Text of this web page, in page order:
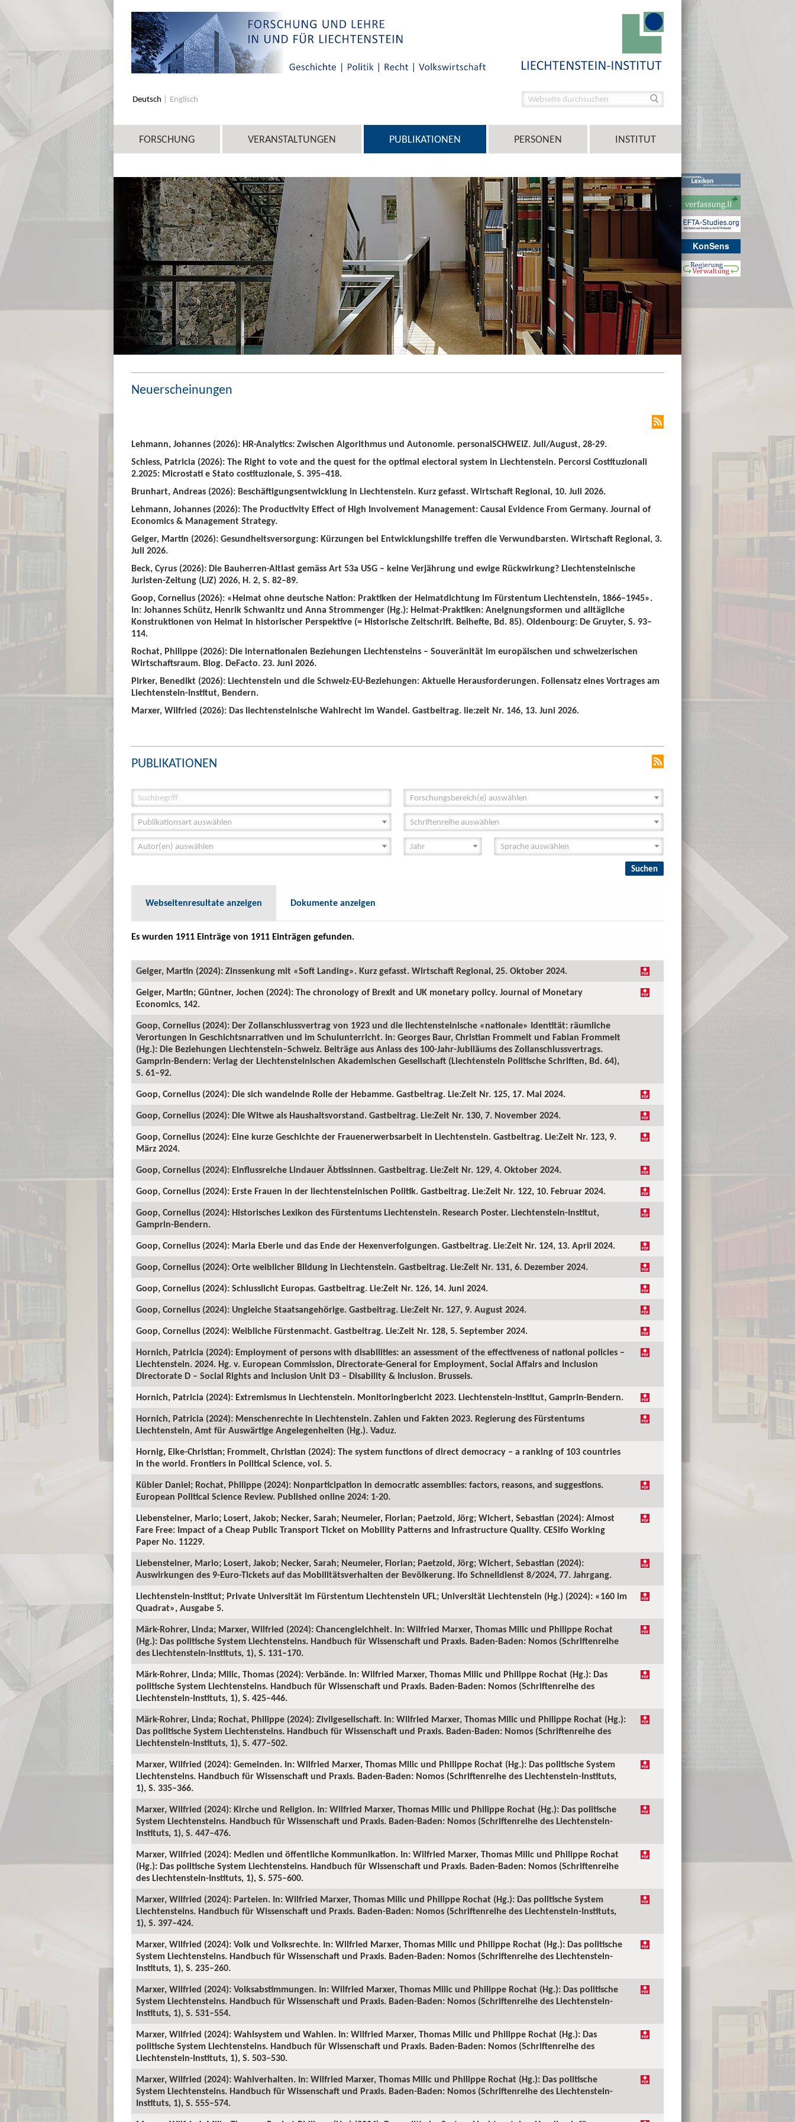
KonSens
Deutsch Englisch
FORSCHUNG VERANSTALTUNGEN PUBLIKATIONEN PERSONEN INSTITUT
Neuerscheinungen
Lehmann, Johannes (2026): HR-Analytics: Zwischen Algorithmus und Autonomie. personalSCHWEIZ. Juli/August, 28-29.
Schiess, Patricia (2026): The Right to vote and the quest for the optimal electoral system in Liechtenstein. Percorsi Costituzionali
2.2025: Microstati e Stato costituzionale, S. 395–418.
Brunhart, Andreas (2026): Beschäftigungsentwicklung in Liechtenstein. Kurz gefasst. Wirtschaft Regional, 10. Juli 2026.
Lehmann, Johannes (2026): The Productivity Effect of High Involvement Management: Causal Evidence From Germany. Journal of
Economics & Management Strategy.
Geiger, Martin (2026): Gesundheitsversorgung: Kürzungen bei Entwicklungshilfe treffen die Verwundbarsten. Wirtschaft Regional, 3.
Juli 2026.
Beck, Cyrus (2026): Die Bauherren-Altlast gemäss Art 53a USG – keine Verjährung und ewige Rückwirkung? Liechtensteinische
Juristen-Zeitung (LJZ) 2026, H. 2, S. 82–89.
Goop, Cornelius (2026): «Heimat ohne deutsche Nation: Praktiken der Heimatdichtung im Fürstentum Liechtenstein, 1866–1945».
In: Johannes Schütz, Henrik Schwanitz und Anna Strommenger (Hg.): Heimat-Praktiken: Aneignungsformen und alltägliche
Konstruktionen von Heimat in historischer Perspektive (= Historische Zeitschrift. Beihefte, Bd. 85). Oldenbourg: De Gruyter, S. 93–
114.
Rochat, Philippe (2026): Die internationalen Beziehungen Liechtensteins – Souveränität im europäischen und schweizerischen
Wirtschaftsraum. Blog. DeFacto. 23. Juni 2026.
Pirker, Benedikt (2026): Liechtenstein und die Schweiz-EU-Beziehungen: Aktuelle Herausforderungen. Foliensatz eines Vortrages am
Liechtenstein-Institut, Bendern.
Marxer, Wilfried (2026): Das liechtensteinische Wahlrecht im Wandel. Gastbeitrag. lie:zeit Nr. 146, 13. Juni 2026.
PUBLIKATIONEN
Forschungsbereich(e) auswählen
Publikationsart auswählen Schriftenreihe auswählen
Autor(en) auswählen
Webseitenresultate anzeigen Dokumente anzeigen
Es wurden 1911 Einträge von 1911 Einträgen gefunden.
Geiger, Martin (2024): Zinssenkung mit «Soft Landing». Kurz gefasst. Wirtschaft Regional, 25. Oktober 2024.
Geiger, Martin; Güntner, Jochen (2024): The chronology of Brexit and UK monetary policy. Journal of Monetary
Economics, 142.
Goop, Cornelius (2024): Der Zollanschlussvertrag von 1923 und die liechtensteinische «nationale» Identität: räumliche
Verortungen in Geschichtsnarrativen und im Schulunterricht. In: Georges Baur, Christian Frommelt und Fabian Frommelt
(Hg.): Die Beziehungen Liechtenstein–Schweiz. Beiträge aus Anlass des 100-Jahr-Jubiläums des Zollanschlussvertrags.
Gamprin-Bendern: Verlag der Liechtensteinischen Akademischen Gesellschaft (Liechtenstein Politische Schriften, Bd. 64),
S. 61–92.
Goop, Cornelius (2024): Die sich wandelnde Rolle der Hebamme. Gastbeitrag. Lie:Zeit Nr. 125, 17. Mai 2024.
Goop, Cornelius (2024): Die Witwe als Haushaltsvorstand. Gastbeitrag. Lie:Zeit Nr. 130, 7. November 2024.
Goop, Cornelius (2024): Eine kurze Geschichte der Frauenerwerbsarbeit in Liechtenstein. Gastbeitrag. Lie:Zeit Nr. 123, 9.
März 2024.
Goop, Cornelius (2024): Einflussreiche Lindauer Äbtissinnen. Gastbeitrag. Lie:Zeit Nr. 129, 4. Oktober 2024.
Goop, Cornelius (2024): Erste Frauen in der liechtensteinischen Politik. Gastbeitrag. Lie:Zeit Nr. 122, 10. Februar 2024.
Goop, Cornelius (2024): Historisches Lexikon des Fürstentums Liechtenstein. Research Poster. Liechtenstein-Institut,
Gamprin-Bendern.
Goop, Cornelius (2024): Maria Eberle und das Ende der Hexenverfolgungen. Gastbeitrag. Lie:Zeit Nr. 124, 13. April 2024.
Goop, Cornelius (2024): Orte weiblicher Bildung in Liechtenstein. Gastbeitrag. Lie:Zeit Nr. 131, 6. Dezember 2024.
Goop, Cornelius (2024): Schlusslicht Europas. Gastbeitrag. Lie:Zeit Nr. 126, 14. Juni 2024.
Goop, Cornelius (2024): Ungleiche Staatsangehörige. Gastbeitrag. Lie:Zeit Nr. 127, 9. August 2024.
Goop, Cornelius (2024): Weibliche Fürstenmacht. Gastbeitrag. Lie:Zeit Nr. 128, 5. September 2024.
Hornich, Patricia (2024): Employment of persons with disabilities: an assessment of the effectiveness of national policies –
Liechtenstein. 2024. Hg. v. European Commission, Directorate-General for Employment, Social Affairs and Inclusion
Directorate D – Social Rights and Inclusion Unit D3 – Disability & Inclusion. Brussels.
Hornich, Patricia (2024): Extremismus in Liechtenstein. Monitoringbericht 2023. Liechtenstein-Institut, Gamprin-Bendern.
Hornich, Patricia (2024): Menschenrechte in Liechtenstein. Zahlen und Fakten 2023. Regierung des Fürstentums
Liechtenstein, Amt für Auswärtige Angelegenheiten (Hg.). Vaduz.
Hornig, Eike-Christian; Frommelt, Christian (2024): The system functions of direct democracy – a ranking of 103 countries
in the world. Frontiers in Political Science, vol. 5.
Kübler Daniel; Rochat, Philippe (2024): Nonparticipation in democratic assemblies: factors, reasons, and suggestions.
European Political Science Review. Published online 2024: 1-20.
Liebensteiner, Mario; Losert, Jakob; Necker, Sarah; Neumeier, Florian; Paetzold, Jörg; Wichert, Sebastian (2024): Almost
Fare Free: Impact of a Cheap Public Transport Ticket on Mobility Patterns and Infrastructure Quality. CESifo Working
Paper No. 11229.
Liebensteiner, Mario; Losert, Jakob; Necker, Sarah; Neumeier, Florian; Paetzold, Jörg; Wichert, Sebastian (2024):
Auswirkungen des 9-Euro-Tickets auf das Mobilitätsverhalten der Bevölkerung. ifo Schnelldienst 8/2024, 77. Jahrgang.
Liechtenstein-Institut; Private Universität im Fürstentum Liechtenstein UFL; Universität Liechtenstein (Hg.) (2024): «160 im
Quadrat», Ausgabe 5.
Märk-Rohrer, Linda; Marxer, Wilfried (2024): Chancengleichheit. In: Wilfried Marxer, Thomas Milic und Philippe Rochat
(Hg.): Das politische System Liechtensteins. Handbuch für Wissenschaft und Praxis. Baden-Baden: Nomos (Schriftenreihe
des Liechtenstein-Instituts, 1), S. 131–170.
Märk-Rohrer, Linda; Milic, Thomas (2024): Verbände. In: Wilfried Marxer, Thomas Milic und Philippe Rochat (Hg.): Das
politische System Liechtensteins. Handbuch für Wissenschaft und Praxis. Baden-Baden: Nomos (Schriftenreihe des
Liechtenstein-Instituts, 1), S. 425–446.
Märk-Rohrer, Linda; Rochat, Philippe (2024): Zivilgesellschaft. In: Wilfried Marxer, Thomas Milic und Philippe Rochat (Hg.):
Das politische System Liechtensteins. Handbuch für Wissenschaft und Praxis. Baden-Baden: Nomos (Schriftenreihe des
Liechtenstein-Instituts, 1), S. 477–502.
Marxer, Wilfried (2024): Gemeinden. In: Wilfried Marxer, Thomas Milic und Philippe Rochat (Hg.): Das politische System
Liechtensteins. Handbuch für Wissenschaft und Praxis. Baden-Baden: Nomos (Schriftenreihe des Liechtenstein-Instituts,
1), S. 335–366.
Marxer, Wilfried (2024): Kirche und Religion. In: Wilfried Marxer, Thomas Milic und Philippe Rochat (Hg.): Das politische
System Liechtensteins. Handbuch für Wissenschaft und Praxis. Baden-Baden: Nomos (Schriftenreihe des Liechtenstein-
Instituts, 1), S. 447–476.
Marxer, Wilfried (2024): Medien und öffentliche Kommunikation. In: Wilfried Marxer, Thomas Milic und Philippe Rochat
(Hg.): Das politische System Liechtensteins. Handbuch für Wissenschaft und Praxis. Baden-Baden: Nomos (Schriftenreihe
des Liechtenstein-Instituts, 1), S. 575–600.
Marxer, Wilfried (2024): Parteien. In: Wilfried Marxer, Thomas Milic und Philippe Rochat (Hg.): Das politische System
Liechtensteins. Handbuch für Wissenschaft und Praxis. Baden-Baden: Nomos (Schriftenreihe des Liechtenstein-Instituts,
1), S. 397–424.
Marxer, Wilfried (2024): Volk und Volksrechte. In: Wilfried Marxer, Thomas Milic und Philippe Rochat (Hg.): Das politische
System Liechtensteins. Handbuch für Wissenschaft und Praxis. Baden-Baden: Nomos (Schriftenreihe des Liechtenstein-
Instituts, 1), S. 235–260.
Marxer, Wilfried (2024): Volksabstimmungen. In: Wilfried Marxer, Thomas Milic und Philippe Rochat (Hg.): Das politische
System Liechtensteins. Handbuch für Wissenschaft und Praxis. Baden-Baden: Nomos (Schriftenreihe des Liechtenstein-
Instituts, 1), S. 531–554.
Marxer, Wilfried (2024): Wahlsystem und Wahlen. In: Wilfried Marxer, Thomas Milic und Philippe Rochat (Hg.): Das
politische System Liechtensteins. Handbuch für Wissenschaft und Praxis. Baden-Baden: Nomos (Schriftenreihe des
Liechtenstein-Instituts, 1), S. 503–530.
Marxer, Wilfried (2024): Wahlverhalten. In: Wilfried Marxer, Thomas Milic und Philippe Rochat (Hg.): Das politische
System Liechtensteins. Handbuch für Wissenschaft und Praxis. Baden-Baden: Nomos (Schriftenreihe des Liechtenstein-
Instituts, 1), S. 555–574.